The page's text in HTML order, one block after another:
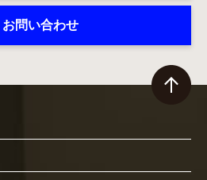
お問い合わせ